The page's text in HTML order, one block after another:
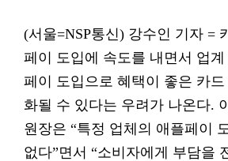
(서울=NSP통신) 강수인 기자 =
페이 도입에 속도를 내면서 업
페이 도입으로 혜택이 좋은 카
화될 수 있다는 우려가 나온다.
원장은 “특정 업체의 애플페이
없다”면서 “소비자에게 부담을